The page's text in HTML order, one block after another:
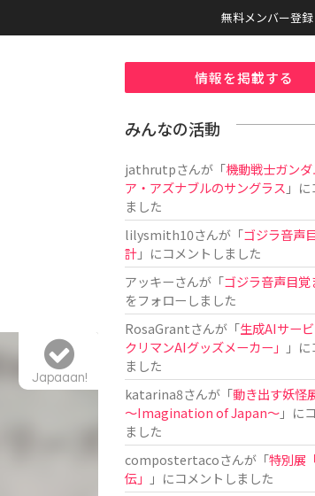
無料メンバー登録
Japaaan!
情報を掲載する
みんなの活動
jathrutpさんが「機動戦士ガン
ア・アズナブルのサングラス 」
ました
lilysmith10さんが「ゴジラ音声
計」にコメントしました
アッキーさんが「ゴジラ音声目覚
をフォローしました
RosaGrantさんが「生成AIサー
クリマンAIグッズメーカー」
」
ました
katarina8さんが「動き出す妖怪
〜Imagination of Japan〜」に
ました
compostertacoさんが「特別展
伝」
」にコメントしました